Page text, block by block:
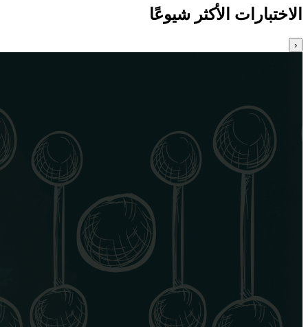
الاختبارات الأكثر شيوعًا
‹